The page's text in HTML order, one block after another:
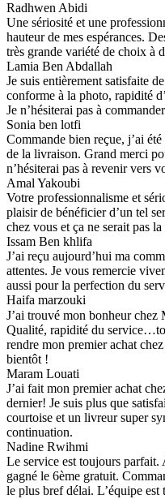
Radhwen Abidi
Une sériosité et une
hauteur de mes espérances.
très grande variété de choix à
Lamia Ben Abdallah
Je suis entièrement satisfaite
conforme à la photo, rapidité
Je n’hésiterai pas à
Sonia ben lotfi
Commande bien reçue, j’ai
de la livraison. Grand merci
n’hésiterai pas à revenir vers
Amal Yakoubi
Votre professionnalisme et
plaisir de bénéficier d’un tel
chez vous et ça ne serait pas
Issam Ben khlifa
J’ai reçu aujourd’hui ma
attentes. Je vous remercie
aussi pour la perfection du
Haifa marzouki
J’ai trouvé mon bonheur
Qualité, rapidité du
rendre mon premier achat
bientôt !
Maram Louati
J’ai fait mon premier achat
dernier! Je suis plus que
courtoise et un livreur super
continuation.
Nadine Rwihmi
Le service est toujours parfait.
gagné le 6ème gratuit.
le plus bref délai. L’équipe